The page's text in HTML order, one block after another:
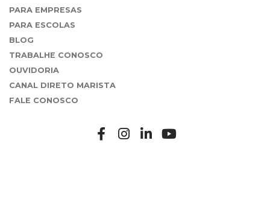
PARA EMPRESAS
PARA ESCOLAS
BLOG
TRABALHE CONOSCO
OUVIDORIA
CANAL DIRETO MARISTA
FALE CONOSCO